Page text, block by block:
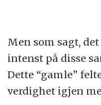
Men som sagt,
intenst på disse
Dette “gamle”
verdighet igjen